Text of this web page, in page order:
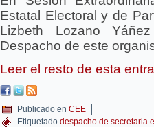
Estatal Electoral y de
Lizbeth Lozano
Despacho de este
Leer el resto de esta
Publicado en CEE |
Etiquetado despacho de secretaria